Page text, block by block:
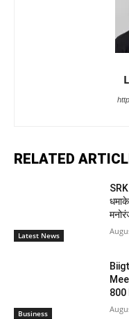
RELATED
Latest News
Business